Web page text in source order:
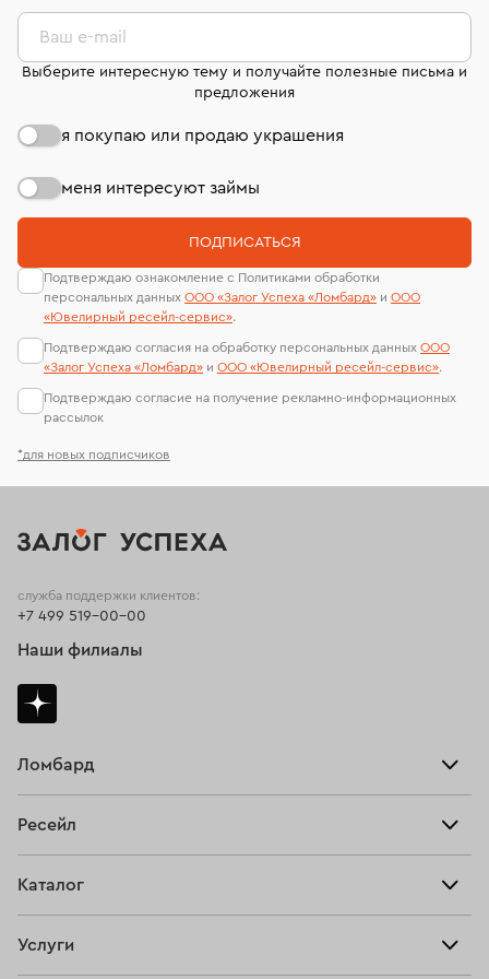
комиссионных украшений и часов смотрите на
странице«Возврат украшений»
лабораторий
*для новых подписчиков
Ваш e-mail
Выберите интересную тему и получайте полезные письма и
предложения
я покупаю или продаю украшения
меня интересуют займы
ПОДПИСАТЬСЯ
Подтверждаю ознакомление с Политиками обработки
персональных данных ООО «Залог Успеха «Ломбард» и ООО
«Ювелирный ресейл-сервиc».
Подтверждаю согласия на обработку персональных данных ООО
«Залог Успеха «Ломбард» и ООО «Ювелирный ресейл-сервиc».
Подтверждаю согласие на получение рекламно-информационных
рассылок
Ломбард
Тарифы
Ресейл
Купить
Каталог
Услуги
служба поддержки клиентов:
+7 499 519-00-00
Наши филиалы